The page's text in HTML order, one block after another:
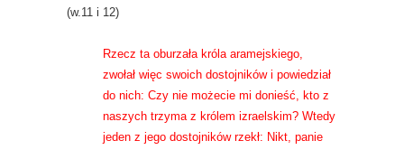
(w.11 i 12)
Rzecz ta oburzała króla aramejskiego,
zwołał więc swoich dostojników i powiedział
do nich: Czy nie możecie mi donieść, kto z
naszych trzyma z królem izraelskim? Wtedy
jeden z jego dostojników rzekł: Nikt, panie